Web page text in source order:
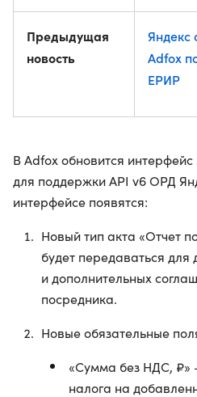
Предыдущая
новость
Яндекс
Adfox
ЕРИР
В Adfox обновится
для поддержки API v6 ОРД
интерфейсе появятся:
Новый тип акта «Отчет
будет передаваться для
и дополнительных
посредника.
Новые обязательные
«Сумма без НДС, ₽»
налога на